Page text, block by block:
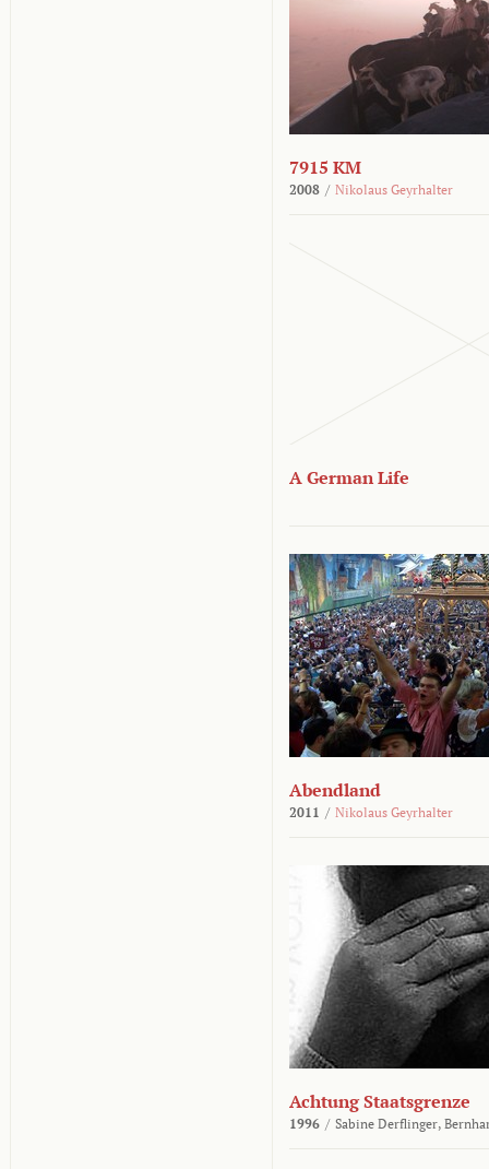
7915 KM
2008 / Nikolaus Geyrhalter
A German Life
Abendland
2011 / Nikolaus Geyrhalter
Achtung Staatsgrenze
1996 / Sabine Derflinger,